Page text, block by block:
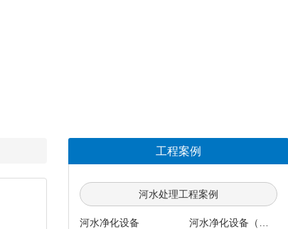
工程案例
河水处理工程案例
河水净化设备